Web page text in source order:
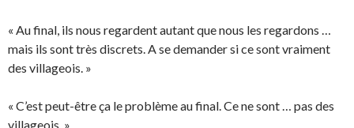
« Au final, ils nous regardent autant que nous les regardons …
mais ils sont très discrets. A se demander si ce sont vraiment
des villageois. »
« C’est peut-être ça le problème au final. Ce ne sont … pas des
villageois. »